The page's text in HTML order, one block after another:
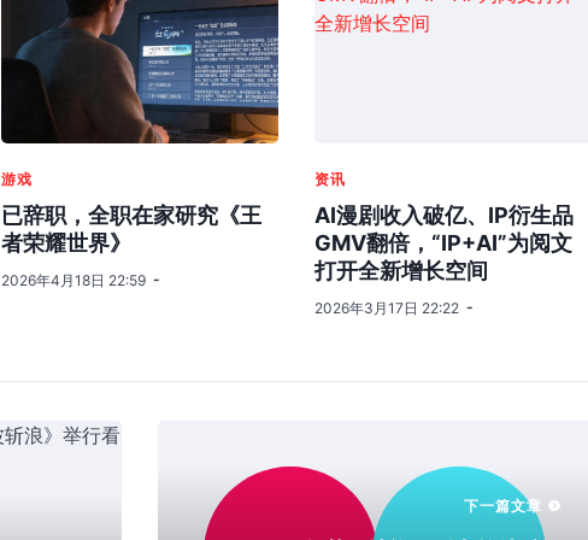
游戏
已辞职，全职在家研究《王
者荣耀世界》
2026年4月18日 22:59
资讯
AI漫剧收入破亿、IP衍生品
GMV翻倍，“IP+AI”为阅文
打开全新增长空间
2026年3月17日 22:22
下一篇文章